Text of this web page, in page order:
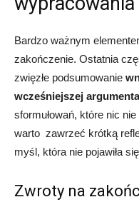
Bardzo ważnym
zakończenie. Ostatnia
zwięzłe podsumowanie
wcześniejszej
sformułowań, które nic
warto zawrzeć krótką
myśl, która nie pojawiła
Zwroty na